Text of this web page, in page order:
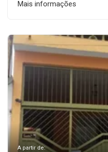
Mais informações
A partir de: